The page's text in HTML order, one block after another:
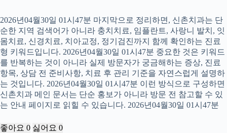
2026년04월30일 01시47분 마지막으로 정리하면, 신촌치과는 단
순한 지역 검색어가 아니라 충치치료, 임플란트, 사랑니 발치, 잇
몸치료, 신경치료, 치아교정, 정기검진까지 함께 확인하는 진료
형 키워드입니다. 2026년04월30일 01시47분 중요한 것은 키워드
를 반복하는 것이 아니라 실제 방문자가 궁금해하는 증상, 진료
항목, 상담 전 준비사항, 치료 후 관리 기준을 자연스럽게 설명하
는 것입니다. 2026년04월30일 01시47분 이런 방식으로 구성하면
신촌치과 메인 문서는 단순 홍보가 아니라 방문 전 참고할 수 있
는 안내 페이지로 읽힐 수 있습니다. 2026년04월30일 01시47분
좋아요 0 싫어요 0